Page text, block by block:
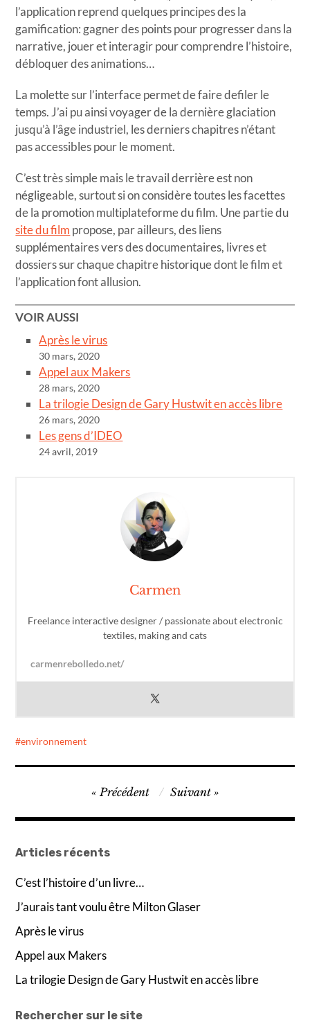
l’application reprend quelques principes des la
gamification: gagner des points pour progresser dans la
narrative, jouer et interagir pour comprendre l’histoire,
débloquer des animations…
La molette sur l’interface permet de faire defiler le
temps. J’ai pu ainsi voyager de la dernière glaciation
jusqu’à l’âge industriel, les derniers chapitres n’étant
pas accessibles pour le moment.
C’est très simple mais le travail derrière est non
négligeable, surtout si on considère toutes les facettes
de la promotion multiplateforme du film. Une partie du
site du film propose, par ailleurs, des liens
supplémentaires vers des documentaires, livres et
dossiers sur chaque chapitre historique dont le film et
l’application font allusion.
VOIR AUSSI
Après le virus
30 mars, 2020
Appel aux Makers
28 mars, 2020
La trilogie Design de Gary Hustwit en accès libre
26 mars, 2020
Les gens d’IDEO
24 avril, 2019
Carmen
Freelance interactive designer / passionate about electronic
textiles, making and cats
carmenrebolledo.net/
environnement
Navigation
de
Précédent Suivant
Articles récents
C’est l’histoire d’un livre…
J’aurais tant voulu être Milton Glaser
Après le virus
Appel aux Makers
La trilogie Design de Gary Hustwit en accès libre
Rechercher sur le site